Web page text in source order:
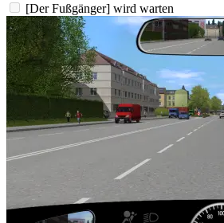
[Der Fußgänger] wird warten